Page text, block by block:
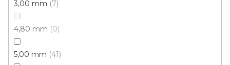
3,00 mm 7
4,80 mm 0
5,00 mm 41